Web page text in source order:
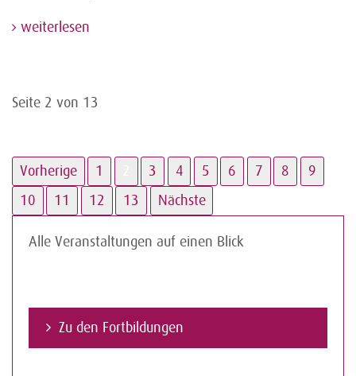
weiterlesen
Seite 2 von 13
Vorherige 1 3 4 5 6 7 8
9
10
11 12 13 Nächste
Alle Veranstaltungen auf einen Blick
Zu den Fortbildungen